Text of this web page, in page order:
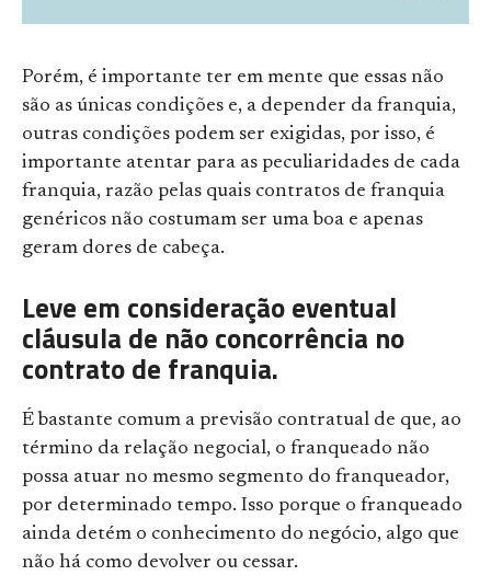
Porém, é importante ter em mente que essas não
são as únicas condições e, a depender da franquia,
outras condições podem ser exigidas, por isso, é
importante atentar para as peculiaridades de cada
franquia, razão pelas quais contratos de franquia
genéricos não costumam ser uma boa e apenas
geram dores de cabeça.
Leve em consideração eventual
cláusula de não concorrência no
contrato de franquia.
É bastante comum a previsão contratual de que, ao
término da relação negocial, o franqueado não
possa atuar no mesmo segmento do franqueador,
por determinado tempo. Isso porque o franqueado
ainda detém o conhecimento do negócio, algo que
não há como devolver ou cessar.